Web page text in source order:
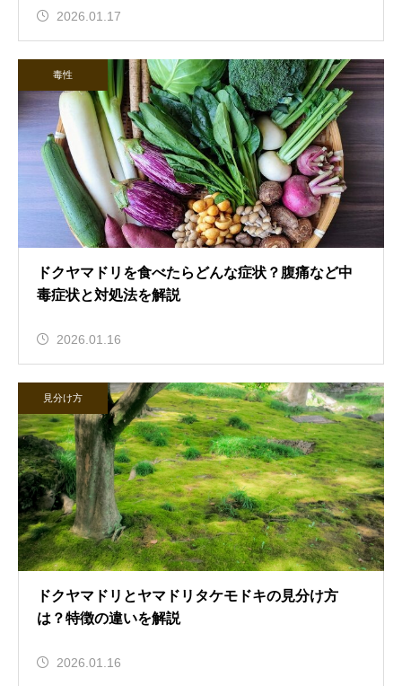
2026.01.17
毒性
ドクヤマドリを食べたらどんな症状？腹痛など中
毒症状と対処法を解説
2026.01.16
見分け方
ドクヤマドリとヤマドリタケモドキの見分け方
は？特徴の違いを解説
2026.01.16